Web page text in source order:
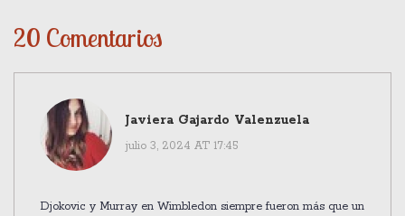
20 Comentarios
Javiera Gajardo Valenzuela
julio 3, 2024 AT 17:45
Djokovic y Murray en Wimbledon siempre fueron más que un